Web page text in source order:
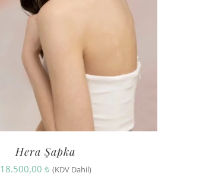
Hera Şapka
18.500,00 ₺ (KDV Dahil)